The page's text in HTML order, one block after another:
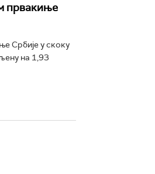
првакиње
Србије у скоку
на 1,93